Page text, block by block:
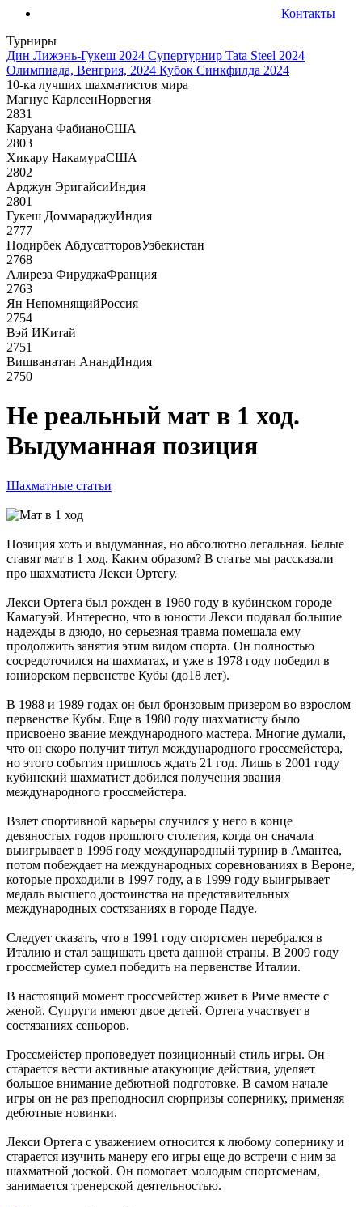
Контакты
Турниры
Дин Лижэнь-Гукеш 2024 Супертурнир Tata Steel 2024
Олимпиада, Венгрия, 2024 Кубок Синкфилда 2024
10-ка лучших шахматистов мира
Магнус КарлсенНорвегия
2831
Каруана ФабианоСША
2803
Хикару НакамураСША
2802
Арджун ЭригайсиИндия
2801
Гукеш ДоммараджуИндия
2777
Нодирбек АбдусатторовУзбекистан
2768
Алиреза ФируджаФранция
2763
Ян НепомнящийРоссия
2754
Вэй ИКитай
2751
Вишванатан АнандИндия
2750
Не реальный мат в 1 ход.
Выдуманная позиция
Шахматные статьи
Позиция хоть и выдуманная, но абсолютно легальная. Белые
ставят мат в 1 ход. Каким образом? В статье мы рассказали
про шахматиста Лекси Ортегу.
Лекси Ортега был рожден в 1960 году в кубинском городе
Камагуэй. Интересно, что в юности Лекси подавал большие
надежды в дзюдо, но серьезная травма помешала ему
продолжить занятия этим видом спорта. Он полностью
сосредоточился на шахматах, и уже в 1978 году победил в
юниорском первенстве Кубы (до18 лет).
В 1988 и 1989 годах он был бронзовым призером во взрослом
первенстве Кубы. Еще в 1980 году шахматисту было
присвоено звание международного мастера. Многие думали,
что он скоро получит титул международного гроссмейстера,
но этого события пришлось ждать 21 год. Лишь в 2001 году
кубинский шахматист добился получения звания
международного гроссмейстера.
Взлет спортивной карьеры случился у него в конце
девяностых годов прошлого столетия, когда он сначала
выигрывает в 1996 году международный турнир в Амантеа,
потом побеждает на международных соревнованиях в Вероне,
которые проходили в 1997 году, а в 1999 году выигрывает
медаль высшего достоинства на представительных
международных состязаниях в городе Падуе.
Следует сказать, что в 1991 году спортсмен перебрался в
Италию и стал защищать цвета данной страны. В 2009 году
гроссмейстер сумел победить на первенстве Италии.
В настоящий момент гроссмейстер живет в Риме вместе с
женой. Супруги имеют двое детей. Ортега участвует в
состязаниях сеньоров.
Гроссмейстер проповедует позиционный стиль игры. Он
старается вести активные атакующие действия, уделяет
большое внимание дебютной подготовке. В самом начале
игры он не раз преподносил сюрпризы сопернику, применяя
дебютные новинки.
Лекси Ортега с уважением относится к любому сопернику и
старается изучить манеру его игры еще до встречи с ним за
шахматной доской. Он помогает молодым спортсменам,
занимается тренерской деятельностью.